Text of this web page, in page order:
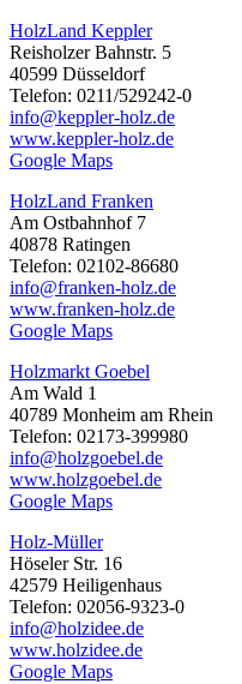
HolzLand Keppler
Reisholzer Bahnstr. 5
40599 Düsseldorf
Telefon: 0211/529242-0
info@keppler-holz.de
www.keppler-holz.de
Google Maps
HolzLand Franken
Am Ostbahnhof 7
40878 Ratingen
Telefon: 02102-86680
info@franken-holz.de
www.franken-holz.de
Google Maps
Holzmarkt Goebel
Am Wald 1
40789 Monheim am Rhein
Telefon: 02173-399980
info@holzgoebel.de
www.holzgoebel.de
Google Maps
Holz-Müller
Höseler Str. 16
42579 Heiligenhaus
Telefon: 02056-9323-0
info@holzidee.de
www.holzidee.de
Google Maps